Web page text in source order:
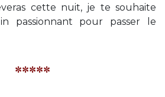
cette nuit, je te souhaite
passionnant pour passer le
*****